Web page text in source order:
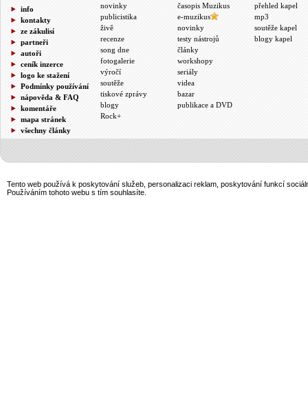
info
kontakty
ze zákulisí
partneři
autoři
ceník inzerce
logo ke stažení
Podmínky používání
nápověda & FAQ
komentáře
mapa stránek
všechny články
novinky
publicistika
živě
recenze
song dne
fotogalerie
výročí
soutěže
tiskové zprávy
blogy
Rock+
časopis Muzikus
e-muzikus
novinky
testy nástrojů
články
workshopy
seriály
videa
bazar
publikace a DVD
přehled kapel
mp3
soutěže kapel
blogy kapel
Tento web používá k poskytování služeb, personalizaci reklam, poskytování funkcí
Používáním tohoto webu s tím souhlasíte.